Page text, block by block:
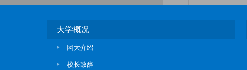
大学概况
冈大介绍
校长致辞